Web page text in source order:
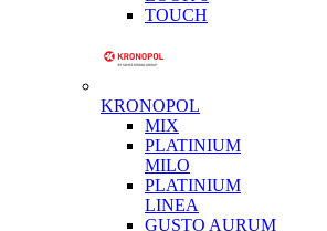
TOUCH
KRONOPOL
MIX
PLATINIUM
MILO
PLATINIUM
LINEA
GUSTO AURUM